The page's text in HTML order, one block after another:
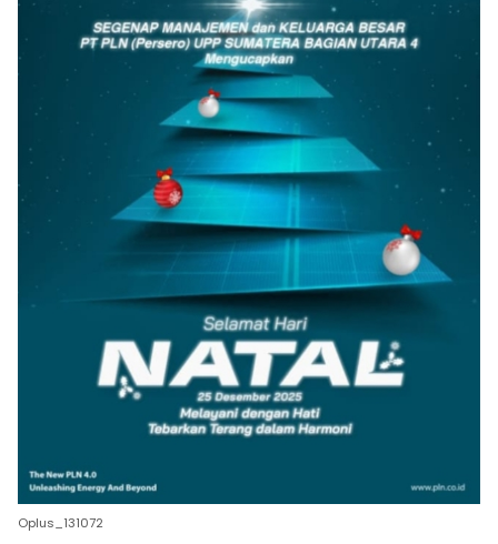
Oplus_131072